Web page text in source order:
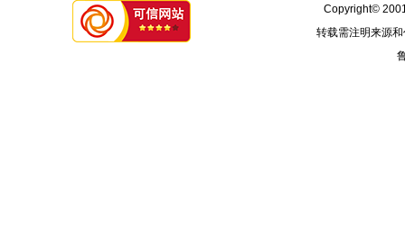
Copyright©
转载需注明来源